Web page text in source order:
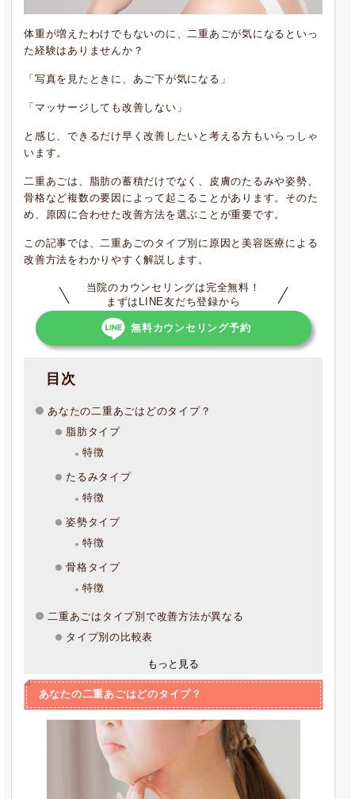
体重が増えたわけでもないのに、二重あごが気になるといっ
た経験はありませんか？
「写真を見たときに、あご下が気になる」
「マッサージしても改善しない」
と感じ、できるだけ早く改善したいと考える方もいらっしゃ
います。
二重あごは、脂肪の蓄積だけでなく、皮膚のたるみや姿勢、
骨格など複数の要因によって起こることがあります。そのた
め、原因に合わせた改善方法を選ぶことが重要です。
この記事では、二重あごのタイプ別に原因と美容医療による
改善方法をわかりやすく解説します。
当院のカウンセリングは完全無料！
まずはLINE友だち登録から
無料カウンセリング予約
目次
あなたの二重あごはどのタイプ？
脂肪タイプ
特徴
たるみタイプ
特徴
姿勢タイプ
特徴
骨格タイプ
特徴
二重あごはタイプ別で改善方法が異なる
タイプ別の比較表
もっと見る
あなたの二重あごはどのタイプ？